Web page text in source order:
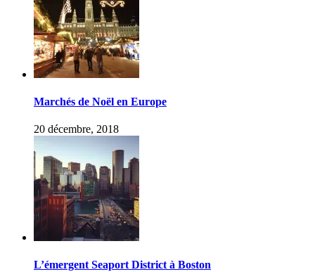
Marchés de Noël en Europe
20 décembre, 2018
L’émergent Seaport District à Boston